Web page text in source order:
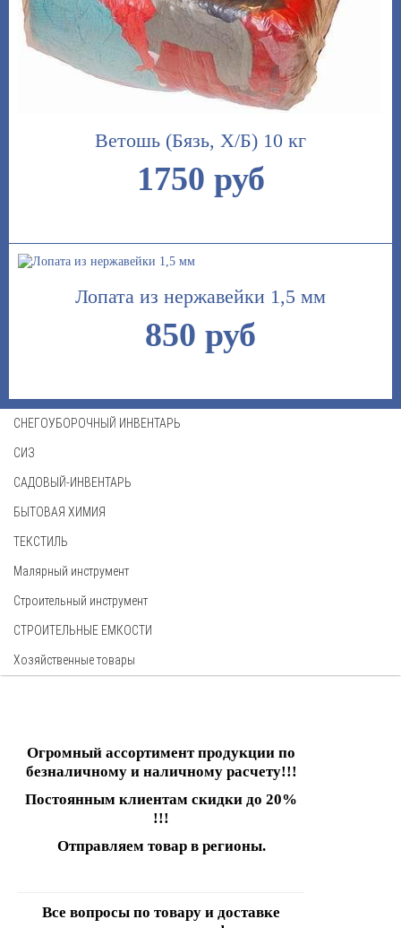
Ветошь (Бязь, Х/Б) 10 кг
1750 руб
Лопата из нержавейки 1,5 мм
850 руб
СНЕГОУБОРОЧНЫЙ ИНВЕНТАРЬ
СИЗ
САДОВЫЙ-ИНВЕНТАРЬ
БЫТОВАЯ ХИМИЯ
ТЕКСТИЛЬ
Малярный инструмент
Строительный инструмент
СТРОИТЕЛЬНЫЕ ЕМКОСТИ
Хозяйственные товары
Огромный ассортимент продукции по
безналичному и наличному расчету!!!
Постоянным клиентам скидки до 20%
!!!
Отправляем товар в регионы.
Все вопросы по товару и доставке